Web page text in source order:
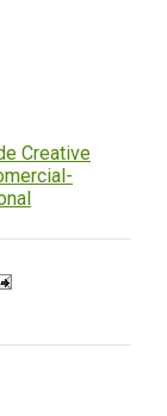
Creative